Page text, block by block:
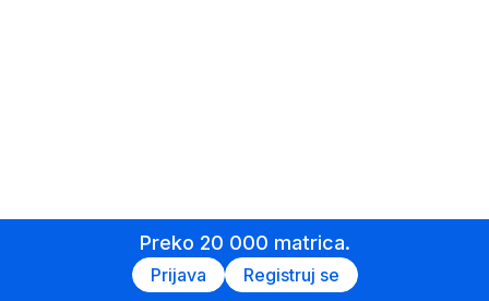
Preko 20 000 matrica.
Prijava Registruj se